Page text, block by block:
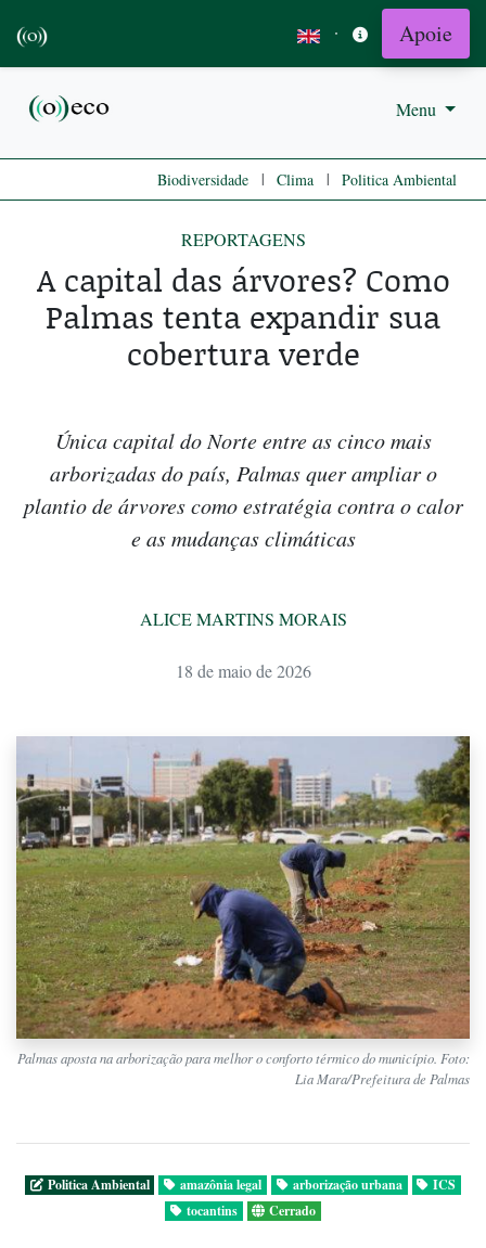
· Apoie
Menu
Biodiversidade | Clima | Politica Ambiental
REPORTAGENS
A capital das árvores? Como
Palmas tenta expandir sua
cobertura verde
Única capital do Norte entre as cinco mais
arborizadas do país, Palmas quer ampliar o
plantio de árvores como estratégia contra o calor
e as mudanças climáticas
ALICE MARTINS MORAIS
18 de maio de 2026
Palmas aposta na arborização para melhor o conforto térmico do município. Foto:
Lia Mara/Prefeitura de Palmas
Politica Ambiental amazônia legal arborização urbana
ICS
tocantins
Cerrado